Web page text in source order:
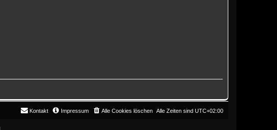
Alle Zeiten sind UTC+02:00
Alle Cookies löschen
Impressum
Kontakt